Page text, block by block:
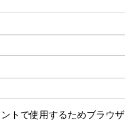
トで使用するためブラウ